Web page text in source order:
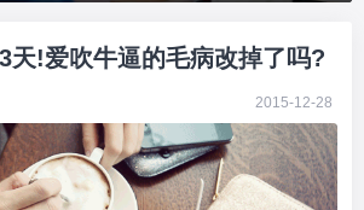
天!爱吹牛逼的毛病改掉了吗?
2015-12-28